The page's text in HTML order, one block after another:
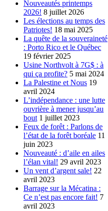
Nouveautés printemps
2026! 8 juillet 2026
Les élections au temps des
Patriotes! 18 mai 2025
La quête de la souveraineté
: Porto Rico et le Québec
19 février 2025
Usine Northvolt à 7G$ : à
qui ça profite? 5 mai 2024
La Palestine et Nous 19
avril 2024
L’indépendance : une lutte
ouvrière à mener jusqu’au
bout 1 juillet 2023
Feux de forêt : Parlons de
l’état de la forêt boréale 11
juin 2023
Nouveauté : d’aile en ailes
l’élan vital! 29 avril 2023
Un vent d’argent sale! 22
avril 2023
Barrage sur la Mécatina :
Ce n’est pas encore fait! 7
avril 2023